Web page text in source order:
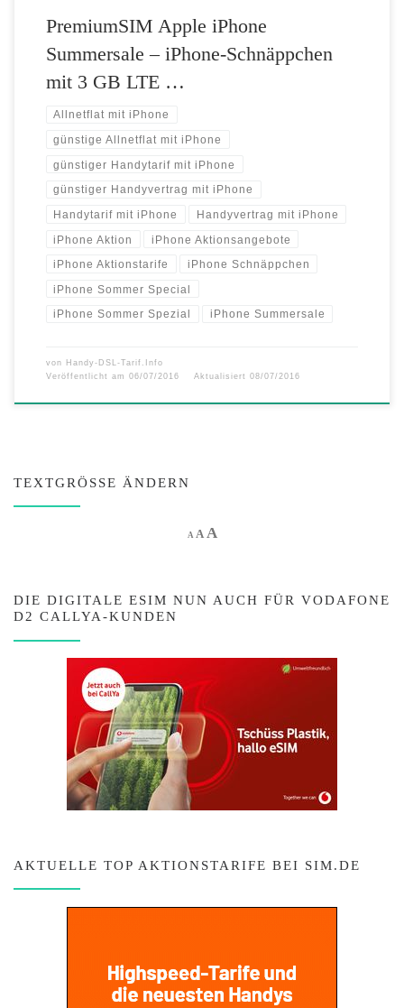
PremiumSIM Apple iPhone
Summersale – iPhone-Schnäppchen
mit 3 GB LTE …
Allnetflat mit iPhone
günstige Allnetflat mit iPhone
günstiger Handytarif mit iPhone
günstiger Handyvertrag mit iPhone
Handytarif mit iPhone Handyvertrag mit iPhone
iPhone Aktion iPhone Aktionsangebote
iPhone Aktionstarife iPhone Schnäppchen
iPhone Sommer Special
iPhone Sommer Spezial iPhone Summersale
von Handy-DSL-Tarif.Info
Veröffentlicht am 06/07/2016 Aktualisiert 08/07/2016
TEXTGRÖSSE ÄNDERN
A Decrease font size.
AReset font size.
AIncrease font size.
DIE DIGITALE ESIM NUN AUCH FÜR VODAFONE
D2 CALLYA-KUNDEN
AKTUELLE TOP AKTIONSTARIFE BEI SIM.DE